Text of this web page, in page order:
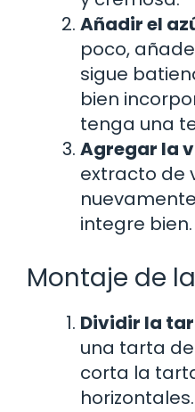
Añadir el
poco,
sigue
bien
tenga una
Agregar la
extracto de
integre bien.
Montaje de
Dividir la
una tarta
corta la
horizontales.